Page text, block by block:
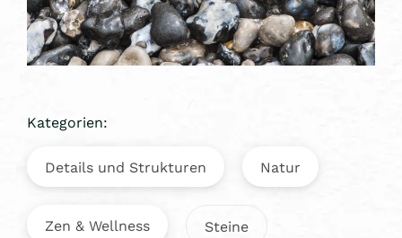
Kategorien:
Details und Strukturen Natur
Zen & Wellness Steine